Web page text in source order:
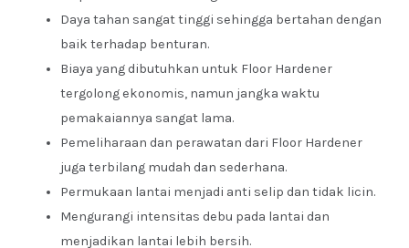
Daya tahan sangat tinggi sehingga bertahan dengan
baik terhadap benturan.
Biaya yang dibutuhkan untuk Floor Hardener
tergolong ekonomis, namun jangka waktu
pemakaiannya sangat lama.
Pemeliharaan dan perawatan dari Floor Hardener
juga terbilang mudah dan sederhana.
Permukaan lantai menjadi anti selip dan tidak licin.
Mengurangi intensitas debu pada lantai dan
menjadikan lantai lebih bersih.